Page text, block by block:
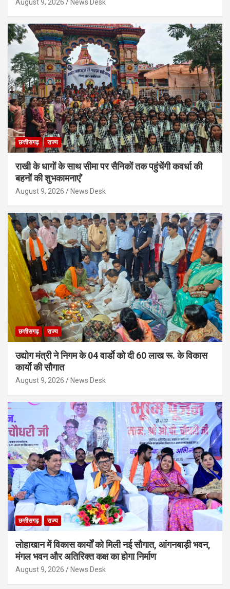
August 9, 2026 News Desk
छत्तीसगढ़ राज्य
राखी के धागों के साथ सीमा पर सैनिकों तक पहुंचेंगी कवर्धा की
बहनों की शुभकामनाएं’
August 9, 2026 News Desk
छत्तीसगढ़ राज्य
उद्योग मंत्री ने निगम के 04 वार्डाे को दी 60 लाख रू. के विकास
कार्याे की सौगात
August 9, 2026 News Desk
छत्तीसगढ़ राज्य
लोहाखान में विकास कार्यों को मिली नई सौगात, आंगनबाड़ी भवन,
मंगल भवन और अतिरिक्त कक्ष का होगा निर्माण
August 9, 2026 News Desk